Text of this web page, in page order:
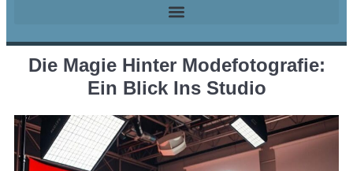
Die Magie Hinter Modefotografie:
Ein Blick Ins Studio